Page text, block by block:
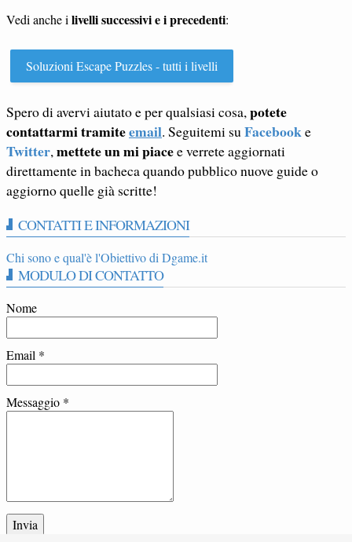
Vedi anche i livelli successivi e i precedenti:
Soluzioni Escape Puzzles - tutti i livelli
Spero di avervi aiutato e per qualsiasi cosa,potete
contattarmi tramiteemail. Seguitemi suFacebooke
Twitter,mettete un mi piacee verrete aggiornati
direttamente in bacheca quando pubblico nuove guide o
aggiorno quelle già scritte!
CONTATTI E INFORMAZIONI
Chi sono e qual'è l'Obiettivo di Dgame.it
MODULO DI CONTATTO
Nome
Email *
Messaggio *